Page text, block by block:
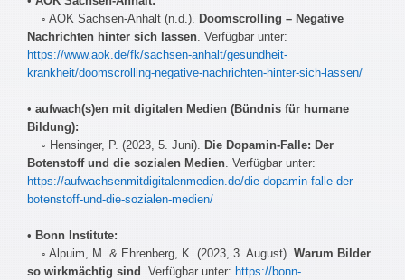
◦ AOK Sachsen-Anhalt (n.d.). Doomscrolling – Negative
Nachrichten hinter sich lassen. Verfügbar unter:
https://www.aok.de/fk/sachsen-anhalt/gesundheit-
krankheit/doomscrolling-negative-nachrichten-hinter-sich-lassen/
• aufwach(s)en mit digitalen Medien (Bündnis für humane
Bildung):
◦ Hensinger, P. (2023, 5. Juni). Die Dopamin-Falle: Der
Botenstoff und die sozialen Medien. Verfügbar unter:
https://aufwachsenmitdigitalenmedien.de/die-dopamin-falle-der-
botenstoff-und-die-sozialen-medien/
• Bonn Institute:
◦ Alpuim, M. & Ehrenberg, K. (2023, 3. August). Warum Bilder
so wirkmächtig sind . Verfügbar unter: https://bonn-